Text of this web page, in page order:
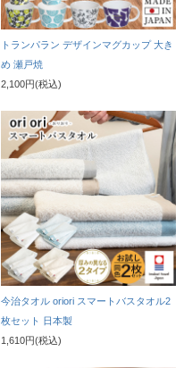
トランパラン デザインマグカップ 大き
め 瀬戸焼
2,100円(税込)
今治タオル oriori スマートバスタオル2
枚セット 日本製
1,610円(税込)